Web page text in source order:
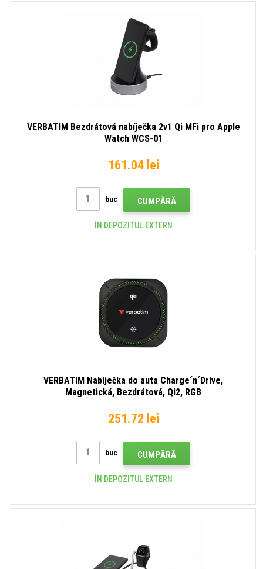
VERBATIM Bezdrátová nabíječka 2v1 Qi MFi pro Apple
Watch WCS-01
161.04 lei
buc CUMPĂRĂ
ÎN DEPOZITUL EXTERN
VERBATIM Nabíječka do auta Charge´n´Drive,
Magnetická, Bezdrátová, Qi2, RGB
251.72 lei
buc CUMPĂRĂ
ÎN DEPOZITUL EXTERN